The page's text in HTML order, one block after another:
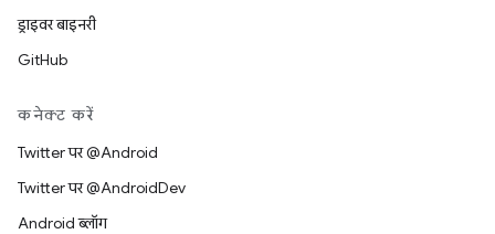
ड्राइवर बाइनरी
GitHub
कनेक्ट करें
Twitter पर @Android
Twitter पर @AndroidDev
Android ब्लॉग